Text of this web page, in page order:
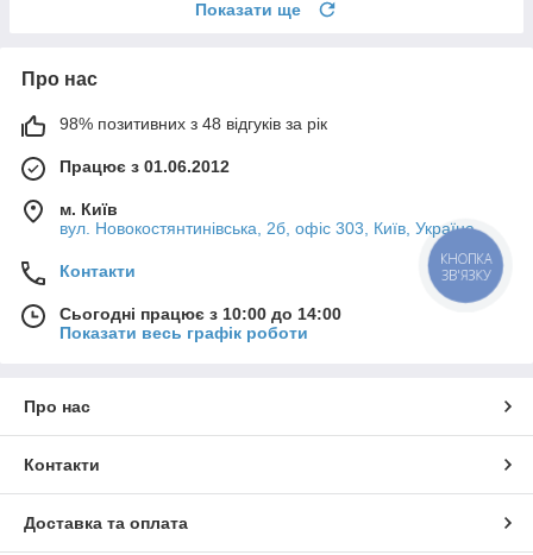
Показати ще
Про нас
98% позитивних з 48 відгуків за рік
Працює з 01.06.2012
м. Київ
вул. Новокостянтинівська, 2б, офіс 303, Київ, Україна
Контакти
Сьогодні працює з 10:00 до 14:00
Показати весь графік роботи
Про нас
Контакти
Доставка та оплата
КНОПКА
ЗВ'ЯЗКУ